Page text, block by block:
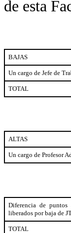
de esta
BAJAS
Un cargo de Jefe de
TOTAL
ALTAS
Un cargo de Profesor
Diferencia de
liberados por baja de
TOTAL